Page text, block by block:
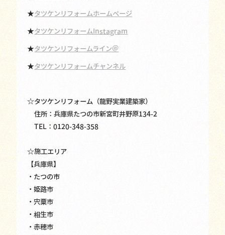
★タツケンリフォームホームページ
★タツケンリフォームInstagram
★タツケンリフォームライン＠
★タツケンリフォームチャンネル
☆タツケンリフォーム（龍野実業建築家）
住所：兵庫県たつの市新宮町井野原134-2
TEL：0120-348-358
☆施工エリア
【兵庫県】
・たつの市
・姫路市
・宍粟市
・相生市
・赤穂市